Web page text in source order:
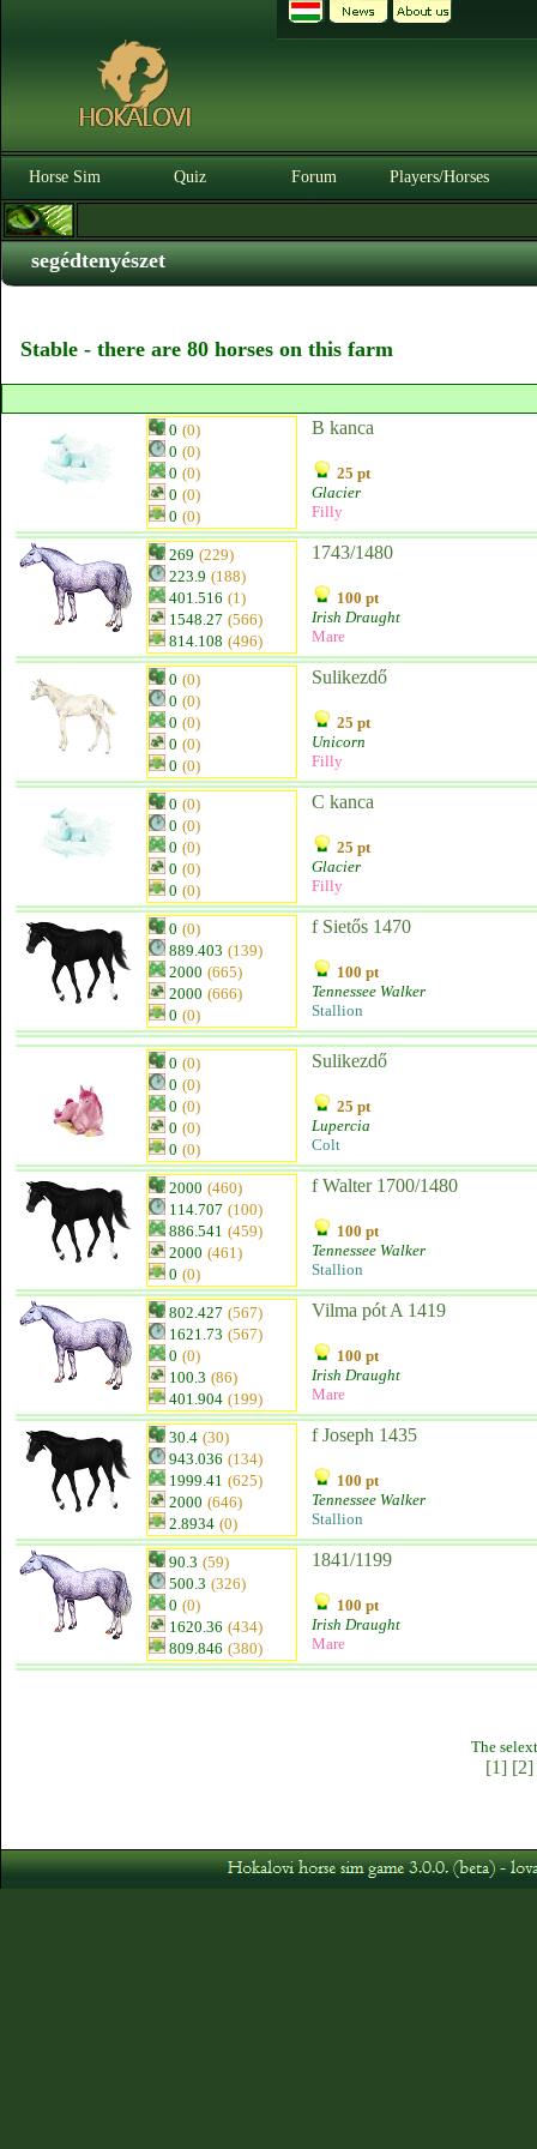
Horse Sim Quiz Forum Players/Horses
segédtenyészet
Stable - there are 80 horses on this farm
0 (0)
0 (0)
0 (0)
0 (0)
0 (0)
B kanca
25 pt
Glacier
Filly
269 (229)
223.9 (188)
401.516 (1)
1548.27 (566)
814.108 (496)
1743/1480
100 pt
Irish Draught
Mare
0 (0)
0 (0)
0 (0)
0 (0)
0 (0)
Sulikezdő
25 pt
Unicorn
Filly
0 (0)
0 (0)
0 (0)
0 (0)
0 (0)
C kanca
25 pt
Glacier
Filly
0 (0)
889.403 (139)
2000 (665)
2000 (666)
0 (0)
f Sietős 1470
100 pt
Tennessee Walker
Stallion
0 (0)
0 (0)
0 (0)
0 (0)
0 (0)
Sulikezdő
25 pt
Lupercia
Colt
2000 (460)
114.707 (100)
886.541 (459)
2000 (461)
0 (0)
f Walter 1700/1480
100 pt
Tennessee Walker
Stallion
802.427 (567)
1621.73 (567)
0 (0)
100.3 (86)
401.904 (199)
Vilma pót A 1419
100 pt
Irish Draught
Mare
30.4 (30)
943.036 (134)
1999.41 (625)
2000 (646)
2.8934 (0)
f Joseph 1435
100 pt
Tennessee Walker
Stallion
90.3 (59)
500.3 (326)
0 (0)
1620.36 (434)
809.846 (380)
1841/1199
100 pt
Irish Draught
Mare
The
[1] [2]